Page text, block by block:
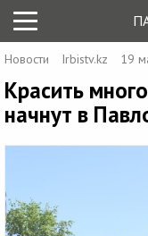
Новости Irbistv.kz 19
Красить
начнут в